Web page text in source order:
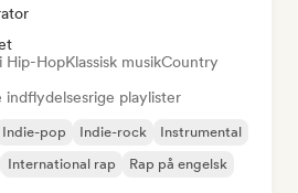
Hip-HopKlassisk musikCountry
indflydelsesrige playlister
Indie-pop Indie-rock
Instrumental
International rap Rap på engelsk